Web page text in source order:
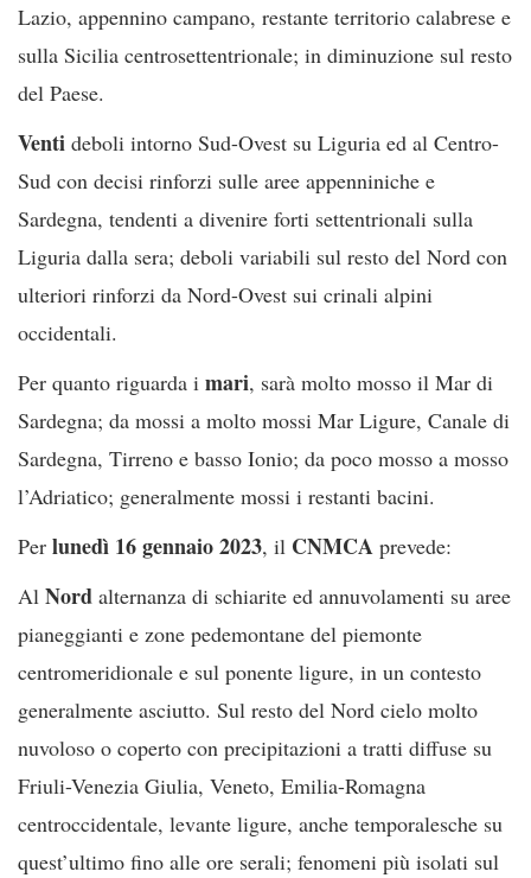
Lazio, appennino campano, restante territorio calabrese e
sulla Sicilia centrosettentrionale; in diminuzione sul resto
del Paese.
Venti deboli intorno Sud-Ovest su Liguria ed al Centro-
Sud con decisi rinforzi sulle aree appenniniche e
Sardegna, tendenti a divenire forti settentrionali sulla
Liguria dalla sera; deboli variabili sul resto del Nord con
ulteriori rinforzi da Nord-Ovest sui crinali alpini
occidentali.
Per quanto riguarda i mari, sarà molto mosso il Mar di
Sardegna; da mossi a molto mossi Mar Ligure, Canale di
Sardegna, Tirreno e basso Ionio; da poco mosso a mosso
l’Adriatico; generalmente mossi i restanti bacini.
Per lunedì 16 gennaio 2023, il CNMCA prevede:
Al Nord alternanza di schiarite ed annuvolamenti su aree
pianeggianti e zone pedemontane del piemonte
centromeridionale e sul ponente ligure, in un contesto
generalmente asciutto. Sul resto del Nord cielo molto
nuvoloso o coperto con precipitazioni a tratti diffuse su
Friuli-Venezia Giulia, Veneto, Emilia-Romagna
centroccidentale, levante ligure, anche temporalesche su
quest’ultimo fino alle ore serali; fenomeni più isolati sul